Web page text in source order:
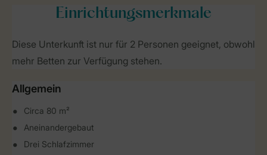
Einrichtungsmerkmale
Diese Unterkunft ist nur für 2 Personen geeignet, obwohl
mehr Betten zur Verfügung stehen.
Allgemein
Circa 80 m²
Aneinandergebaut
Drei Schlafzimmer